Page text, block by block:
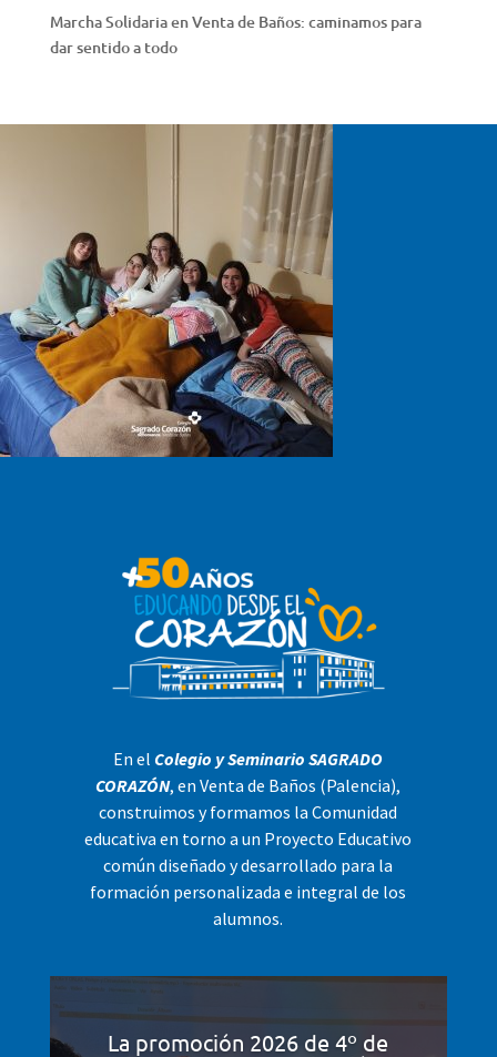
Marcha Solidaria en Venta de Baños: caminamos para
dar sentido a todo
En el Colegio y Seminario SAGRADO
CORAZÓN, en Venta de Baños (Palencia),
construimos y formamos la Comunidad
educativa en torno a un Proyecto Educativo
común diseñado y desarrollado para la
formación personalizada e integral de los
alumnos.
La promoción 2026 de 4º de